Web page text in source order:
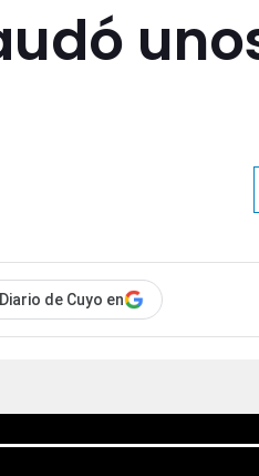
de Cuyo en